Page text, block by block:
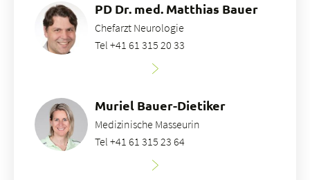
PD Dr. med. Matthias Bauer
Chefarzt Neurologie
Tel +41 61 315 20 33
Muriel Bauer-Dietiker
Medizinische Masseurin
Tel +41 61 315 23 64